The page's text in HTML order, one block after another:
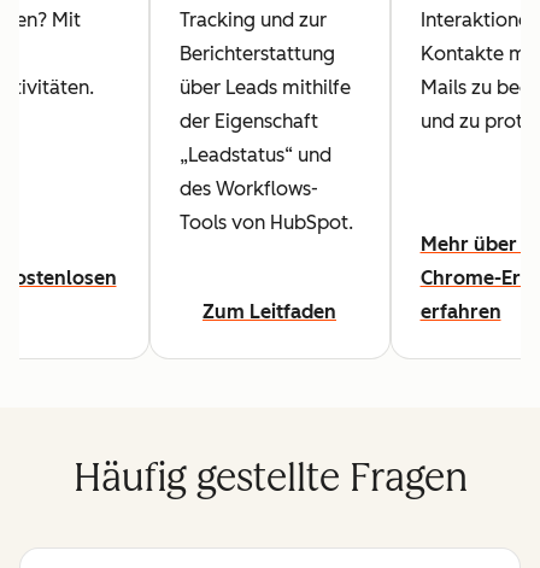
Mit
kostenlosen
Tracking und zur
Berichterstattung
über Leads mithilfe
der Eigenschaft
„Leadstatus“ und
des Workflows-
Tools von HubSpot.
Zum Leitfaden
Kontakte mit
Mails zu
und zu
Mehr über
Chrome-
erfahren
Häufig gestellte Fragen